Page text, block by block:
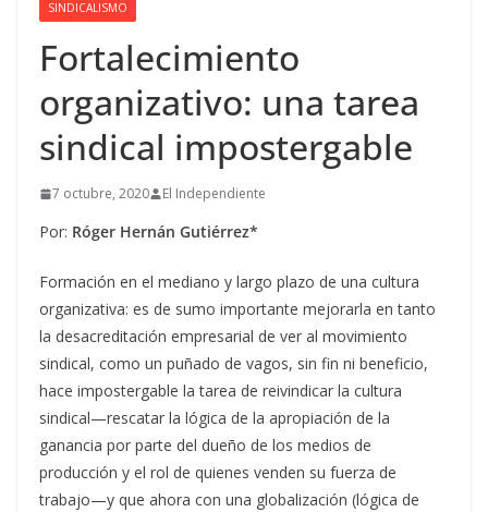
SINDICALISMO
Fortalecimiento
organizativo: una tarea
sindical impostergable
7 octubre, 2020 El Independiente
Por: Róger Hernán Gutiérrez*
Formación en el mediano y largo plazo de una cultura
organizativa: es de sumo importante mejorarla en tanto
la desacreditación empresarial de ver al movimiento
sindical, como un puñado de vagos, sin fin ni beneficio,
hace impostergable la tarea de reivindicar la cultura
sindical—rescatar la lógica de la apropiación de la
ganancia por parte del dueño de los medios de
producción y el rol de quienes venden su fuerza de
trabajo—y que ahora con una globalización (lógica de